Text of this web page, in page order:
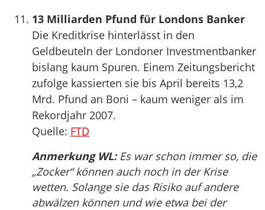
13 Milliarden Pfund für Londons Banker
Die Kreditkrise hinterlässt in den
Geldbeuteln der Londoner Investmentbanker
bislang kaum Spuren. Einem Zeitungsbericht
zufolge kassierten sie bis April bereits 13,2
Mrd. Pfund an Boni – kaum weniger als im
Rekordjahr 2007.
Quelle: FTD
Anmerkung WL:Es war schon immer so, die
„Zocker“ können auch noch in der Krise
wetten. Solange sie das Risiko auf andere
abwälzen können und wie etwa bei der